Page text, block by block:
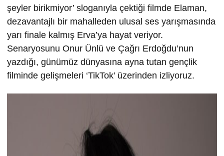
şeyler birikmiyor’ sloganıyla çektiği filmde Elaman,
dezavantajlı bir mahalleden ulusal ses yarışmasında
yarı finale kalmış Erva’ya hayat veriyor.
Senaryosunu Onur Ünlü ve Çağrı Erdoğdu’nun
yazdığı, günümüz dünyasına ayna tutan gençlik
filminde gelişmeleri ‘TikTok’ üzerinden izliyoruz.